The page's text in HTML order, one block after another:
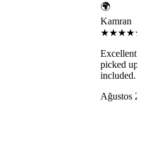
🌍
Kamran
Excellent
picked up
included.
Ağustos